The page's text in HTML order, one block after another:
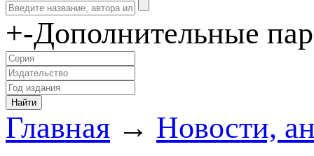
+-Дополнительные
Главная → Новости,